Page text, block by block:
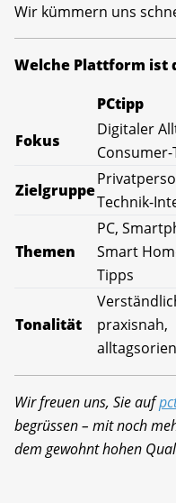
Wir kümmern uns
Welche Plattform ist
PCtipp
Fokus
Digitaler
Zielgruppe
Technik-
Themen
PC,
Smart
Tipps
Tonalität
praxisnah,
Wir freuen uns, Sie auf
begrüssen – mit noch
dem gewohnt hohen